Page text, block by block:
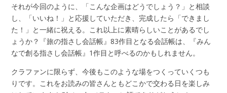
それが今回のように、「こんな企画はどうでしょう？」と相談
し、「いいね！」と応援していただき、完成したら「できまし
た！」と一緒に祝える。これ以上に素晴らしいことがあるでし
ょうか？『旅の指さし会話帳』83作目となる会話帳は、『みん
なで創る指さし会話帳』1作目と呼べるのかもしれません。
クラファンに限らず、今後もこのような場をつくっていくつも
りです。これをお読みの皆さんともどこかで交わる日を楽しみ